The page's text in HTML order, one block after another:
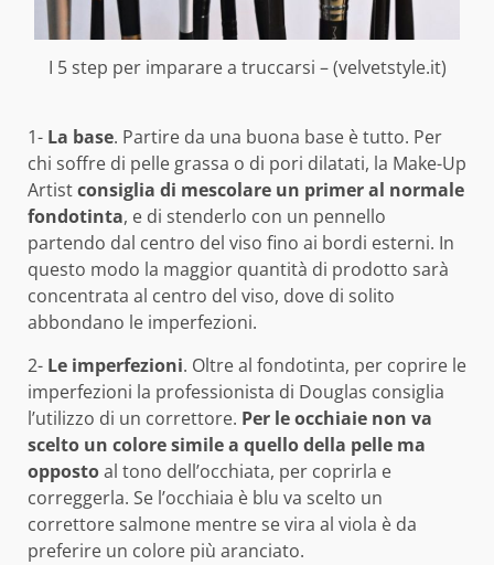
I 5 step per imparare a truccarsi – (velvetstyle.it)
1- La base. Partire da una buona base è tutto. Per
chi soffre di pelle grassa o di pori dilatati, la Make-Up
Artistconsiglia di mescolare un primer al normale
fondotinta, e di stenderlo con un pennello
partendo dal centro del viso fino ai bordi esterni. In
questo modo la maggior quantità di prodotto sarà
concentrata al centro del viso, dove di solito
abbondano le imperfezioni.
2- Le imperfezioni. Oltre al fondotinta, per coprire le
imperfezioni la professionista di Douglas consiglia
l’utilizzo di un correttore. Per le occhiaie non va
scelto un colore simile a quello della pelle ma
oppostoal tono dell’occhiata, per coprirla e
correggerla. Se l’occhiaia è blu va scelto un
correttore salmone mentre se vira al viola è da
preferire un colore più aranciato.